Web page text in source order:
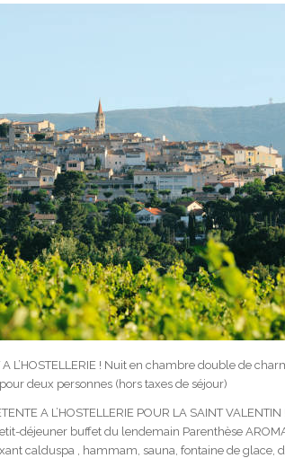
L’HOSTELLERIE ! Nuit en chambre double de
deux personnes (hors taxes de séjour)
A L’HOSTELLERIE POUR LA SAINT
déjeuner buffet du lendemain Parenthèse
calduspa , hammam, sauna, fontaine de glace,